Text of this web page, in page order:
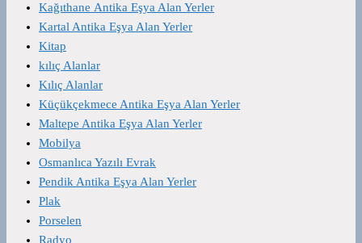
Kağıthane Antika Eşya Alan Yerler
Kartal Antika Eşya Alan Yerler
Kitap
kılıç Alanlar
Kılıç Alanlar
Küçükçekmece Antika Eşya Alan Yerler
Maltepe Antika Eşya Alan Yerler
Mobilya
Osmanlıca Yazılı Evrak
Pendik Antika Eşya Alan Yerler
Plak
Porselen
Radyo